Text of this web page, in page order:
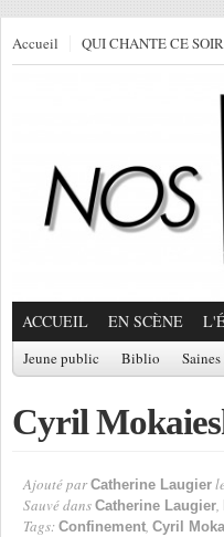
Accueil QUI CHANTE CE
ACCUEIL EN SCÈNE
Jeune public Biblio
Cyril
Ajouté par Catherine Laugier
Sauvé dans Catherine Laugier,
Tags: Confinement, Cyril